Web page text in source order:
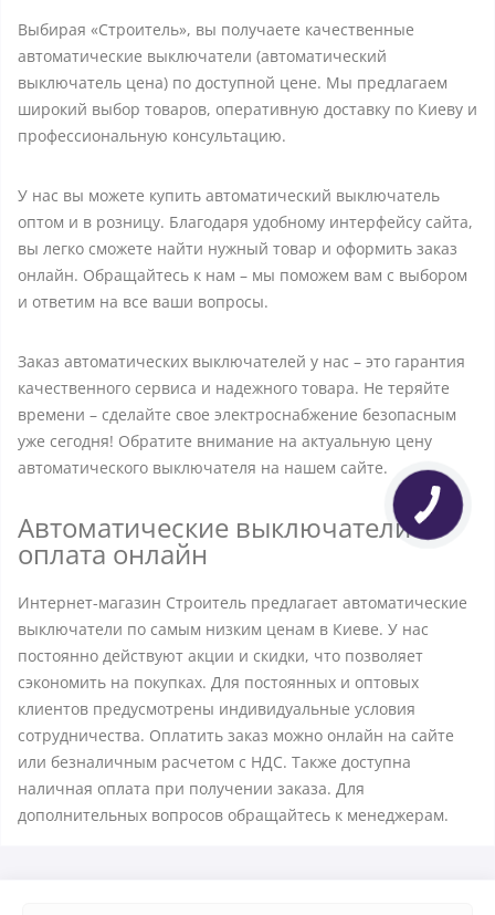
Выбирая «Строитель», вы получаете качественные
автоматические выключатели (автоматический
выключатель цена) по доступной цене. Мы предлагаем
широкий выбор товаров, оперативную доставку по Киеву и
профессиональную консультацию.
У нас вы можете купить автоматический выключатель
оптом и в розницу. Благодаря удобному интерфейсу сайта,
вы легко сможете найти нужный товар и оформить заказ
онлайн. Обращайтесь к нам – мы поможем вам с выбором
и ответим на все ваши вопросы.
Заказ автоматических выключателей у нас – это гарантия
качественного сервиса и надежного товара. Не теряйте
времени – сделайте свое электроснабжение безопасным
уже сегодня! Обратите внимание на актуальную цену
автоматического выключателя на нашем сайте.
Автоматические выключатели -
оплата онлайн
Интернет-магазин Строитель предлагает автоматические
выключатели по самым низким ценам в Киеве. У нас
постоянно действуют акции и скидки, что позволяет
сэкономить на покупках. Для постоянных и оптовых
клиентов предусмотрены индивидуальные условия
сотрудничества. Оплатить заказ можно онлайн на сайте
или безналичным расчетом с НДС. Также доступна
наличная оплата при получении заказа. Для
дополнительных вопросов обращайтесь к менеджерам.